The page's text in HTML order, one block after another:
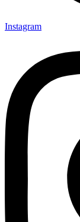
Instagram